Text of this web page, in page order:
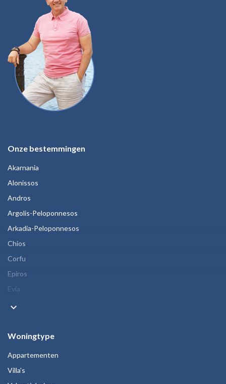
Onze bestemmingen
Akarnania
Alonissos
Andros
Argolis-Peloponnesos
Arkadia-Peloponnesos
Chios
Corfu
Epiros
Evia
keyboard_arrow_down
Woningtype
Appartementen
Villa's